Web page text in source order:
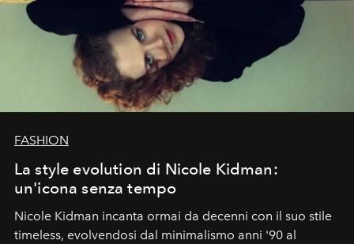
FASHION
La style evolution di Nicole Kidman:
un'icona senza tempo
Nicole Kidman incanta ormai da decenni con il suo stile
timeless, evolvendosi dal minimalismo anni '90 al